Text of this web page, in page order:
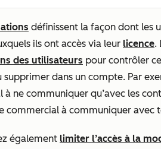
définissent la façon dont les
ils ont accès via leur licence.
des utilisateurs pour contrôler
supprimer dans un compte. Par
à ne communiquer qu’avec les
commercial à communiquer avec
également limiter l’accès à la